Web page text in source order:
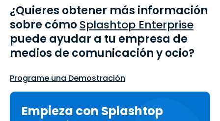
¿Quieres obtener más información
sobre cómoSplashtop Enterprise
puede ayudar a tu empresa de
medios de comunicación y ocio?
Programe una Demostración
Empieza con Splashtop